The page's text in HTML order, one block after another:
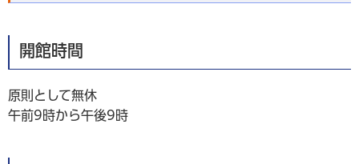
開館時間
原則として無休
午前9時から午後9時